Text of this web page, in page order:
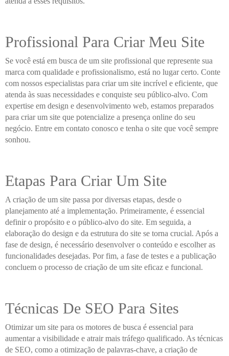
Profissional Para Criar Meu Site
Se você está em busca de um site profissional que represente sua
marca com qualidade e profissionalismo, está no lugar certo. Conte
com nossos especialistas para criar um site incrível e eficiente, que
atenda às suas necessidades e conquiste seu público-alvo. Com
expertise em design e desenvolvimento web, estamos preparados
para criar um site que potencialize a presença online do seu
negócio. Entre em contato conosco e tenha o site que você sempre
sonhou.
Etapas Para Criar Um Site
A criação de um site passa por diversas etapas, desde o
planejamento até a implementação. Primeiramente, é essencial
definir o propósito e o público-alvo do site. Em seguida, a
elaboração do design e da estrutura do site se torna crucial. Após a
fase de design, é necessário desenvolver o conteúdo e escolher as
funcionalidades desejadas. Por fim, a fase de testes e a publicação
concluem o processo de criação de um site eficaz e funcional.
Técnicas De SEO Para Sites
Otimizar um site para os motores de busca é essencial para
aumentar a visibilidade e atrair mais tráfego qualificado. As técnicas
de SEO, como a otimização de palavras-chave, a criação de